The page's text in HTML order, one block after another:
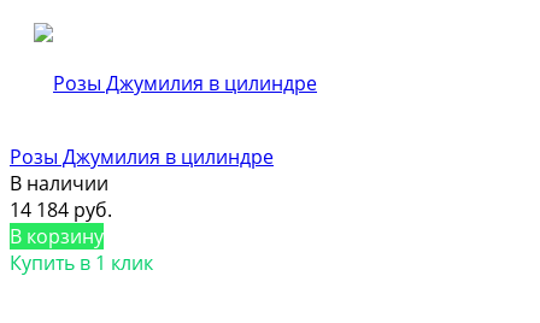
Розы Джумилия в цилиндре
В наличии
14 184 руб.
В корзину
Купить в 1 клик